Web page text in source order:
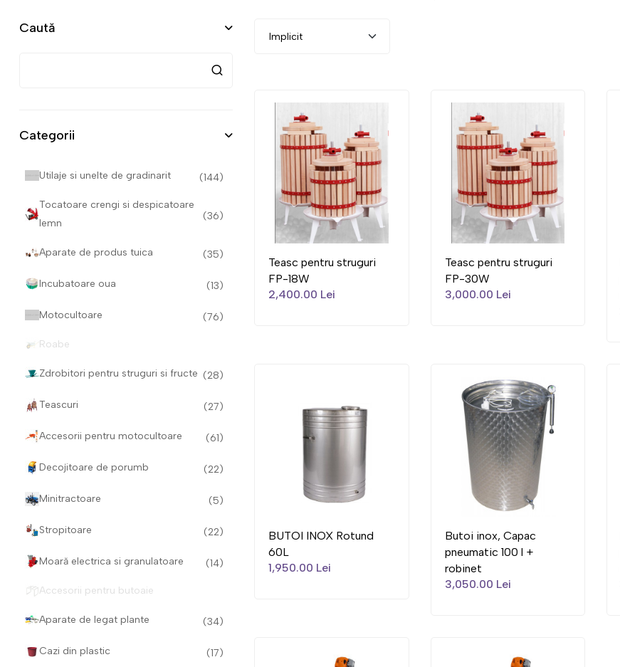
Caută
Categorii
Utilaje si unelte de gradinarit (144)
Tocatoare crengi si despicatoare
lemn
(36)
Aparate de produs tuica (35)
Incubatoare oua (13)
Motocultoare (76)
Roabe
Zdrobitori pentru struguri si fructe (28)
Teascuri (27)
Accesorii pentru motocultoare (61)
Decojitoare de porumb (22)
Minitractoare (5)
Stropitoare (22)
Moară electrica si granulatoare (14)
Accesorii pentru butoaie
Aparate de legat plante (34)
Cazi din plastic (17)
Teasc pentru struguri
FP-18W
2,400.00 Lei
Teasc pentru struguri
FP-30W
3,000.00 Lei
BUTOI INOX Rotund
60L
1,950.00 Lei
Butoi inox, Capac
pneumatic 100 l +
robinet
3,050.00 Lei